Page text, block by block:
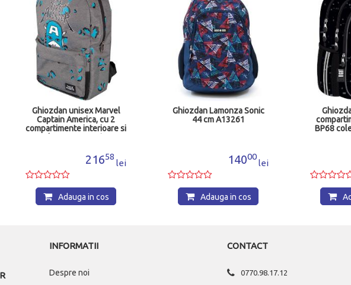
Ghiozdan unisex Marvel
Captain America, cu 2
compartimente interioare si
cm, gri BP666402MVL
21658
lei
Adauga in cos
Ghiozdan Lamonza Sonic
44 cm A13261
14000
lei
Adauga in cos
BP68
INFORMATII
Despre noi
CONTACT
0770.98.17.12